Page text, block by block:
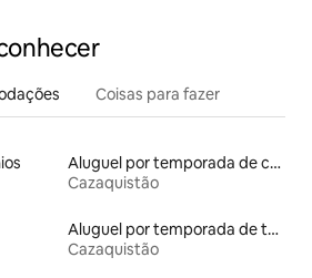
Coisas para fazer
Aluguel por temporada de casas de hóspedes
Cazaquistão
Aluguel por temporada de townhouses
Cazaquistão